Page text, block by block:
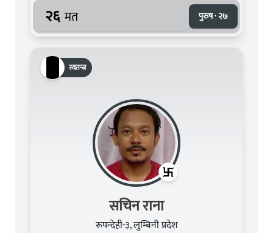
२६ मत पुरुष · २७
स्वतन्त्र
सचिन राना
रूपन्देही-३, लुम्बिनी प्रदेश